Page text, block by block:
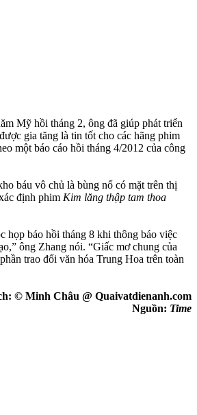
Mỹ hồi tháng 2, ông đã giúp phát triển
gia tăng là tin tốt cho các hãng phim
một báo cáo hồi tháng 4/2012 của công
báu vô chủ là bùng nổ có mặt trên thị
định phim Kim lăng thập tam thoa
họp báo hồi tháng 8 khi thông báo việc
ông Zhang nói. “Giấc mơ chung của
trao đổi văn hóa Trung Hoa trên toàn
© Minh Châu @ Quaivatdienanh.com
Nguồn: Time